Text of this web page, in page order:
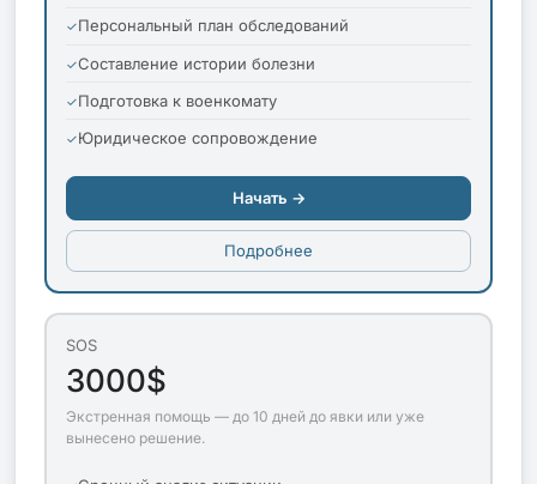
Персональный план обследований
Составление истории болезни
Подготовка к военкомату
Юридическое сопровождение
Начать →
Подробнее
SOS
3000$
Экстренная помощь — до 10 дней до явки или уже
вынесено решение.